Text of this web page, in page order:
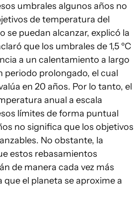
umbrales algunos años no
de temperatura del
se puedan alcanzar, explicó la
que los umbrales de 1,5 ºC
a un calentamiento a largo
periodo prolongado, el cual
en 20 años. Por lo tanto, el
anual a escala
límites de forma puntual
no significa que los objetivos
No obstante, la
estos rebasamientos
de manera cada vez más
el planeta se aproxime a